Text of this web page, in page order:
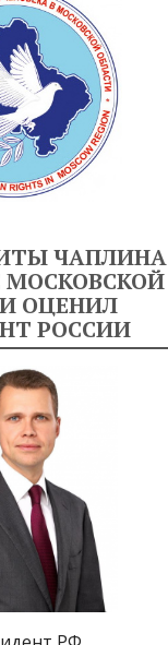
ЧАПЛИНА
МОСКОВСКОЙ
ОЦЕНИЛ
РОССИИ